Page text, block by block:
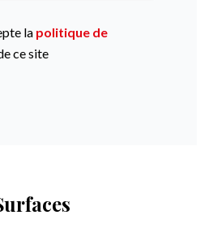
la politique de
ce site